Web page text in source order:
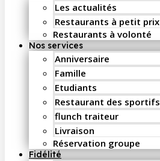
Les actualités
Restaurants à petit prix
Restaurants à volonté
Nos services
Anniversaire
Famille
Etudiants
Restaurant des sportifs
flunch traiteur
Livraison
Réservation groupe
Fidélité